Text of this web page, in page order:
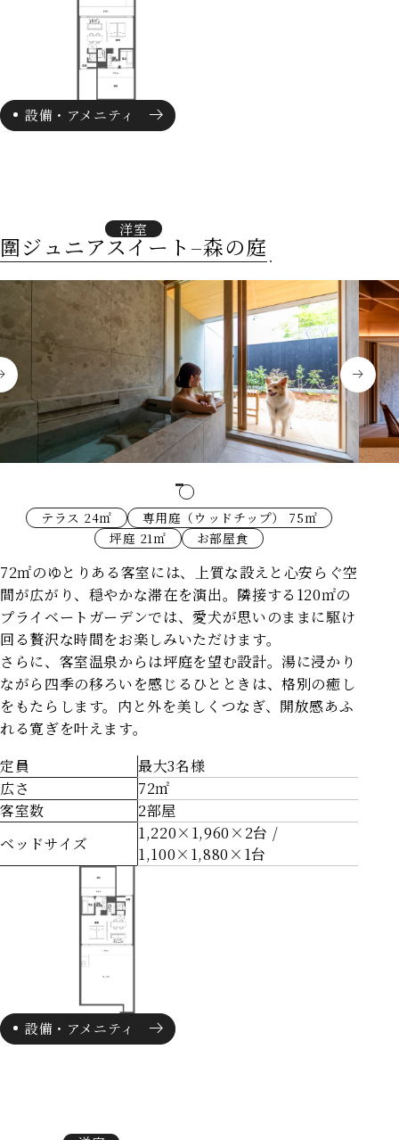
設備・アメニティ
洋室
圍ジュニアスイート–森の庭
テラス 24㎡
専用庭（ウッドチップ） 75㎡
坪庭 21㎡
お部屋食
72㎡のゆとりある客室には、上質な設えと心安らぐ空
間が広がり、穏やかな滞在を演出。 隣接する120㎡の
プライベートガーデンでは、愛犬が思いのままに駆け
回る贅沢な時間をお楽しみいただけます。
さらに、客室温泉からは坪庭を望む設計。湯に浸かり
ながら四季の移ろいを感じるひとときは、格別の癒し
をもたらします。 内と外を美しくつなぎ、開放感あふ
れる寛ぎを叶えます。
定員
最大3名様
広さ
72㎡
客室数
2部屋
ベッドサイズ
1,220×1,960×2台 /
1,100×1,880×1台
設備・アメニティ